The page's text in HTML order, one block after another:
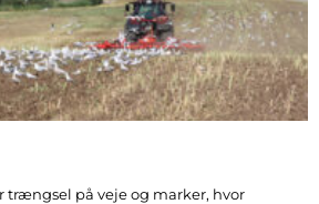
trængsel på veje og marker, hvor